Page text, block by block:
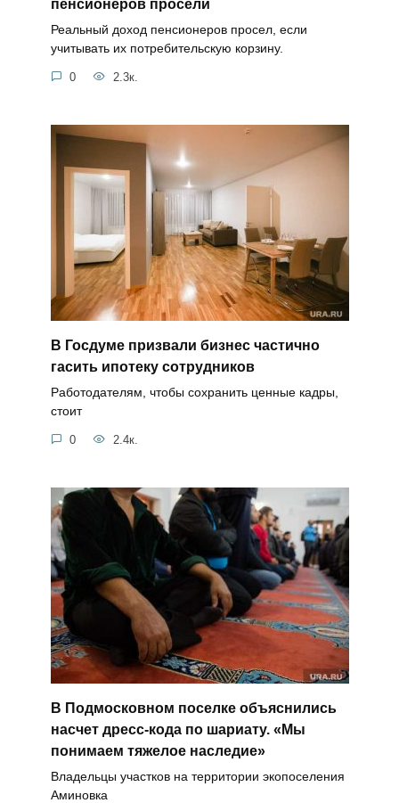
пенсионеров просели
Реальный доход пенсионеров просел, если
учитывать их потребительскую корзину.
0 2.3к.
В Госдуме призвали бизнес частично
гасить ипотеку сотрудников
Работодателям, чтобы сохранить ценные кадры,
стоит
0 2.4к.
В Подмосковном поселке объяснились
насчет дресс-кода по шариату. «Мы
понимаем тяжелое наследие»
Владельцы участков на территории экопоселения
Аминовка